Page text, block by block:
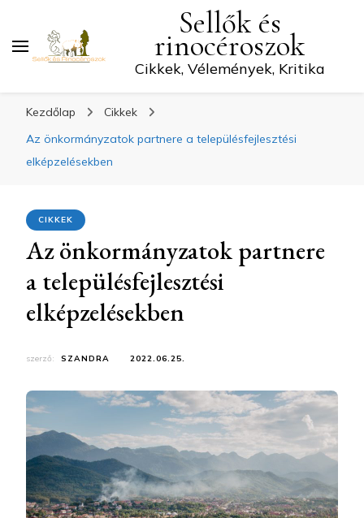
Sellők és
rinocéroszok
Cikkek, Vélemények, Kritika
Kezdőlap
Cikkek
Az önkormányzatok partnere a településfejlesztési
elképzelésekben
CIKKEK
Az önkormányzatok partnere
a településfejlesztési
elképzelésekben
szerző: SZANDRA 2022.06.25.